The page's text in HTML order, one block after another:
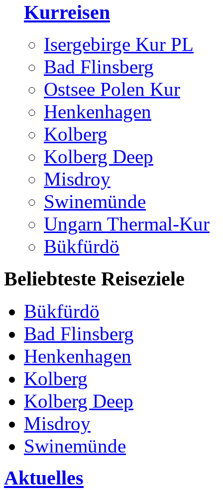
Kurreisen
Isergebirge Kur PL
Bad Flinsberg
Ostsee Polen Kur
Henkenhagen
Kolberg
Kolberg Deep
Misdroy
Swinemünde
Ungarn Thermal-Kur
Bükfürdö
Beliebteste Reiseziele
Bükfürdö
Bad Flinsberg
Henkenhagen
Kolberg
Kolberg Deep
Misdroy
Swinemünde
Aktuelles